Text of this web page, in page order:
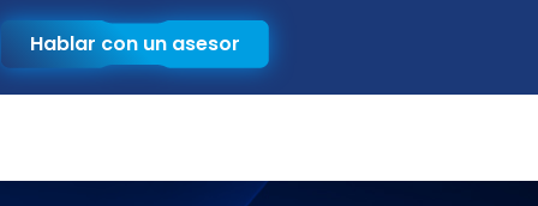
Hablar con un asesor